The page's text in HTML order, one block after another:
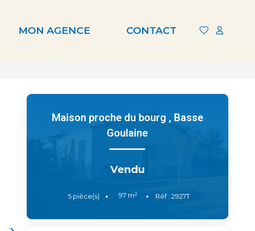
MON AGENCE CONTACT
Maison proche du bourg , Basse
Goulaine
Vendu
5 pièce(s) 97 m² Réf :2927T